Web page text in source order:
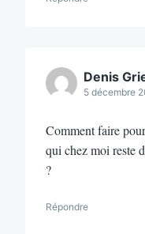
Denis
5 décembre
Comment faire
qui chez moi reste
?
Répondre